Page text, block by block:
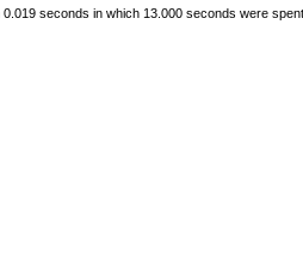
0.019 seconds in which 13.000 seconds were